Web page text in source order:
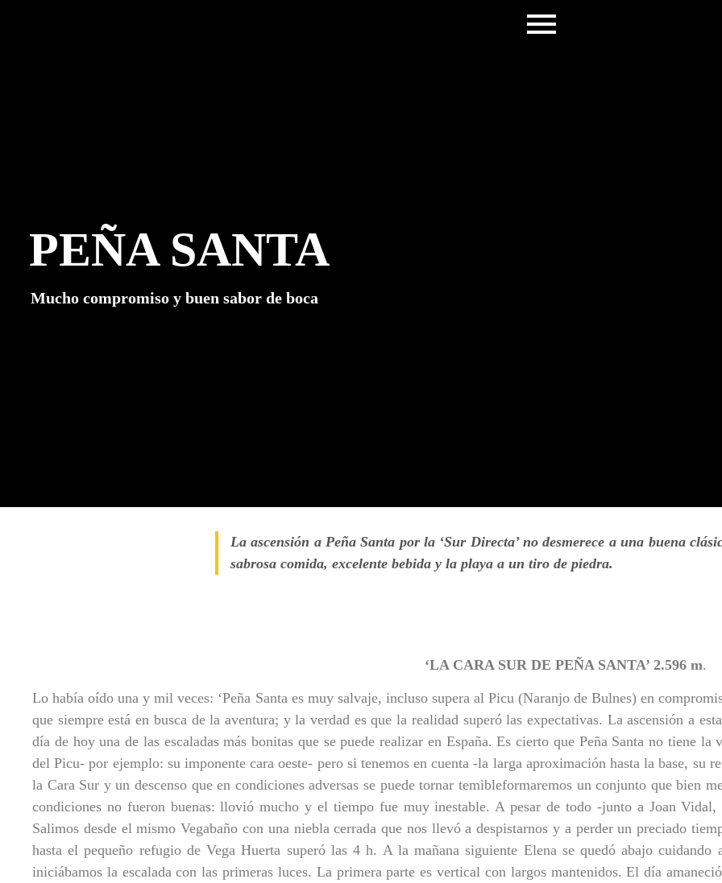
PEÑA SANTA
Mucho compromiso y buen sabor de boca
La ascensión a Peña Santa por la ‘Sur Directa’ no desmerece a una buena
sabrosa comida, excelente bebida y la playa a un tiro de piedra.
‘LA CARA SUR DE PEÑA SANTA’ 2.596 m.
Lo había oído una y mil veces: ‘Peña Santa es muy salvaje, incluso supera al Picu (Naranjo de Bulnes) en
que siempre está en busca de la aventura; y la verdad es que la realidad superó las expectativas. La ascensión a
día de hoy una de las escaladas más bonitas que se puede realizar en España. Es cierto que Peña Santa no tiene
del Picu- por ejemplo: su imponente cara oeste- pero si tenemos en cuenta -la larga aproximación hasta la base,
la Cara Sur y un descenso que en condiciones adversas se puede tornar temibleformaremos un conjunto que bien
condiciones no fueron buenas: llovió mucho y el tiempo fue muy inestable. A pesar de todo -junto a Joan
Salimos desde el mismo Vegabaño con una niebla cerrada que nos llevó a despistarnos y a perder un preciado
hasta el pequeño refugio de Vega Huerta superó las 4 h. A la mañana siguiente Elena se quedó abajo
iniciábamos la escalada con las primeras luces. La primera parte es vertical con largos mantenidos. El día